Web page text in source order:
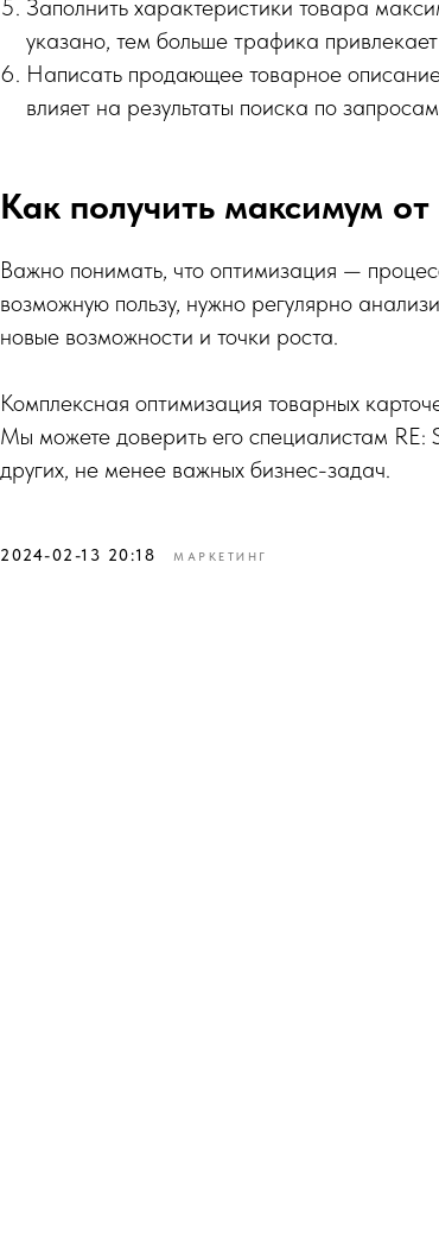
Заполнить характеристики товара
указано, тем больше трафика
Написать продающее товарное
влияет на результаты поиска по
Как получить максимум
Важно понимать, что оптимизация —
возможную пользу, нужно регулярно
новые возможности и точки роста.
Комплексная оптимизация товарных
Мы можете доверить его специалистам
других, не менее важных бизнес-задач.
2024-02-13 20:18 МАРКЕТИНГ